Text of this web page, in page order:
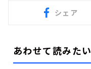
シェア
あわせて読みたい